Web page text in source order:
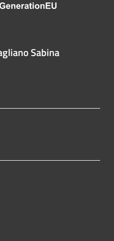
Sabina